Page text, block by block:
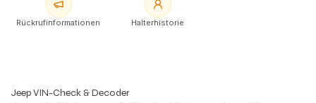
Rückrufinformationen Halterhistorie
Jeep VIN-Check & Decoder